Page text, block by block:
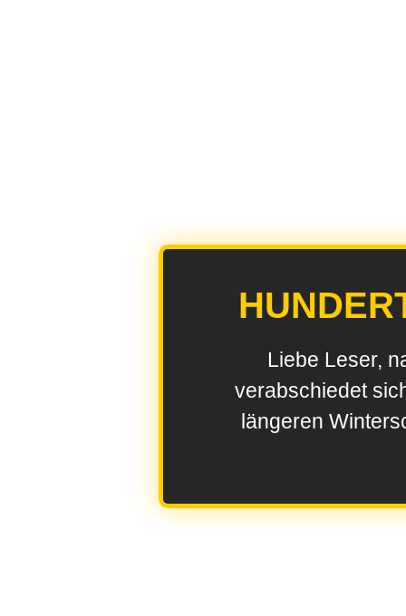
Liebe Leser,
verabschiedet
längeren